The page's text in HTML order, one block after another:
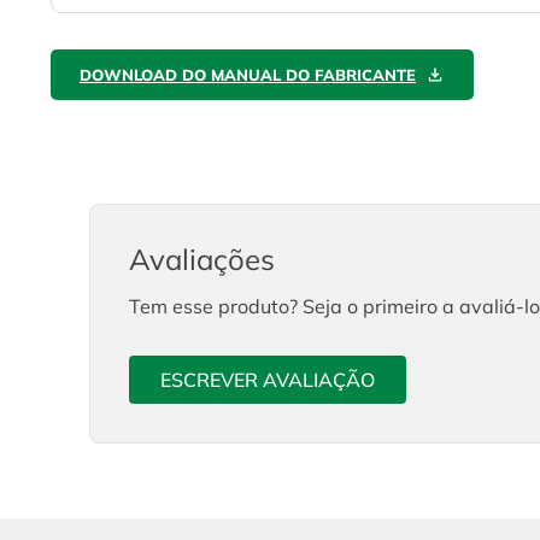
DOWNLOAD DO MANUAL DO FABRICANTE
Avaliações
Tem esse produto? Seja o primeiro a avaliá-
ESCREVER AVALIAÇÃO